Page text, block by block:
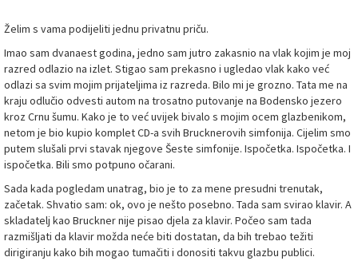
Želim s vama podijeliti jednu privatnu priču.
Imao sam dvanaest godina, jedno sam jutro zakasnio na vlak kojim je moj
razred odlazio na izlet. Stigao sam prekasno i ugledao vlak kako već
odlazi sa svim mojim prijateljima iz razreda. Bilo mi je grozno. Tata me na
kraju odlučio odvesti autom na trosatno putovanje na Bodensko jezero
kroz Crnu šumu. Kako je to već uvijek bivalo s mojim ocem glazbenikom,
netom je bio kupio komplet CD-a svih Brucknerovih simfonija. Cijelim smo
putem slušali prvi stavak njegove Šeste simfonije. Ispočetka. Ispočetka. I
ispočetka. Bili smo potpuno očarani.
Sada kada pogledam unatrag, bio je to za mene presudni trenutak,
začetak. Shvatio sam: ok, ovo je nešto posebno. Tada sam svirao klavir. A
skladatelj kao Bruckner nije pisao djela za klavir. Počeo sam tada
razmišljati da klavir možda neće biti dostatan, da bih trebao težiti
dirigiranju kako bih mogao tumačiti i donositi takvu glazbu publici.